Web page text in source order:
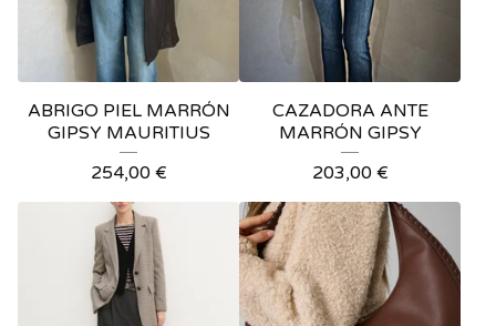
ABRIGO PIEL MARRÓN
GIPSY MAURITIUS
254,00 €
CAZADORA ANTE
MARRÓN GIPSY
203,00 €